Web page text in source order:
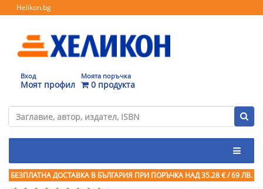
Helikon.bg
Вход
Моят профил
Моята поръчка
0 продукта
БЕЗПЛАТНА ДОСТАВКА В БЪЛГАРИЯ ПРИ ПОРЪЧКА НАД 35.28 € / 69 ЛВ.